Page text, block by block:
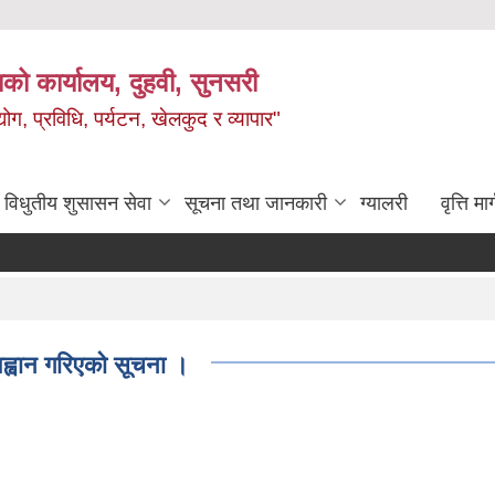
कार्यालय, दुहवी, सुनसरी
प्रविधि, पर्यटन, खेलकुद र व्यापार"
विधुतीय शुसासन सेवा सूचना तथा जानकारी ग्यालरी वृत्ति
गरिएको सूचना ।